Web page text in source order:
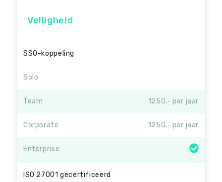
Veiligheid
SSO-koppeling
Solo
Team 1250.- per jaar
Corporate 1250.- per jaar
Enterprise
ISO 27001 gecertificeerd